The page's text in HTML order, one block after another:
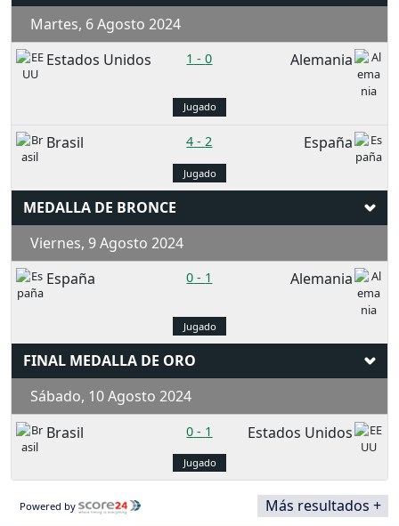
Martes, 6 Agosto 2024
Estados Unidos
1 -0 Alemania
Jugado
Brasil 4 -2 España
Jugado
MEDALLA DE BRONCE
Viernes, 9 Agosto 2024
España
0 - 1 Alemania
Jugado
FINAL MEDALLA DE ORO
Sábado, 10 Agosto 2024
Brasil
0 - 1 Estados Unidos
Jugado
Powered by Más resultados +